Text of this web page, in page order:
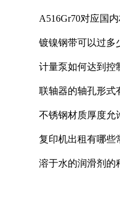
A516Gr70对应国
镀镍钢带可以过多
计量泵如何达到控
联轴器的轴孔形式
不锈钢材质厚度允
复印机出租有哪些
溶于水的润滑剂的